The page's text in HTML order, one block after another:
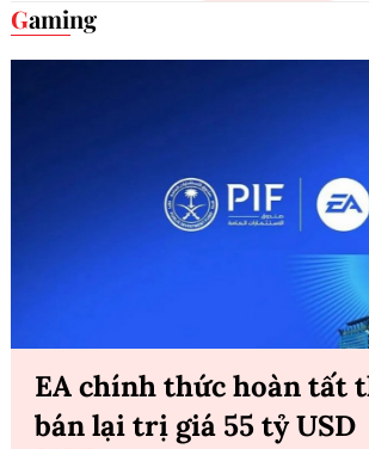
Gaming
EA chính thức hoàn tất
bán lại trị giá 55 tỷ USD